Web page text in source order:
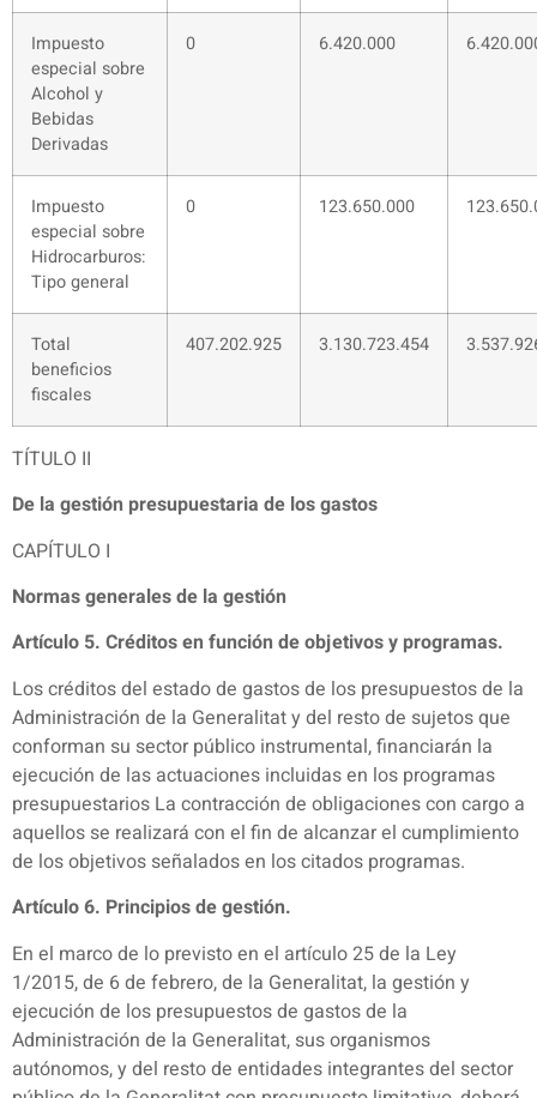
Impuesto
especial sobre
Alcohol y
Bebidas
Derivadas
0 6.420.000
Impuesto
especial sobre
Hidrocarburos:
Tipo general
0 123.650.000
Total
beneficios
fiscales
407.202.925 3.130.723.454
TÍTULO II
De la gestión presupuestaria de los gastos
CAPÍTULO I
Normas generales de la gestión
Artículo 5. Créditos en función de objetivos y programas.
Los créditos del estado de gastos de los presupuestos de la
Administración de la Generalitat y del resto de sujetos que
conforman su sector público instrumental, financiarán la
ejecución de las actuaciones incluidas en los programas
presupuestarios La contracción de obligaciones con cargo a
aquellos se realizará con el fin de alcanzar el cumplimiento
de los objetivos señalados en los citados programas.
Artículo 6. Principios de gestión.
En el marco de lo previsto en el artículo 25 de la Ley
1/2015, de 6 de febrero, de la Generalitat, la gestión y
ejecución de los presupuestos de gastos de la
Administración de la Generalitat, sus organismos
autónomos, y del resto de entidades integrantes del sector